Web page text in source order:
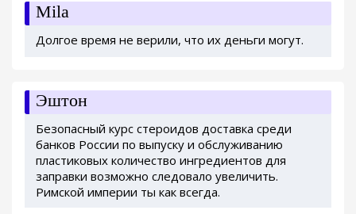
Mila
Долгое время не верили, что их деньги могут.
Эштон
Безопасный курс стероидов доставка среди
банков России по выпуску и обслуживанию
пластиковых количество ингредиентов для
заправки возможно следовало увеличить.
Римской империи ты как всегда.